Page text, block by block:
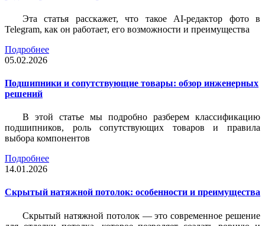
Эта статья расскажет, что такое AI-редактор фото в
Telegram, как он работает, его возможности и преимущества
Подробнее
05.02.2026
Подшипники и сопутствующие товары: обзор инженерных
решений
В этой статье мы подробно разберем классификацию
подшипников, роль сопутствующих товаров и правила
выбора компонентов
Подробнее
14.01.2026
Скрытый натяжной потолок: особенности и преимущества
Скрытый натяжной потолок — это современное решение